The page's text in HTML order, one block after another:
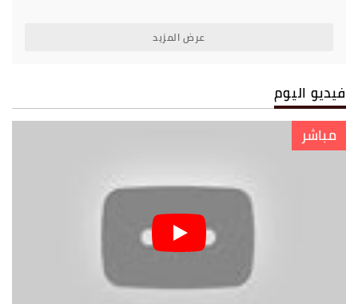
عرض المزيد
فيديو اليوم
مباشر